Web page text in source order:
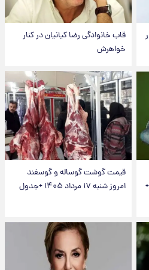
قاب خانوادگی رضا کیانیان در کنار
خواهرش
قیمت گوشت گوساله و گوسفند
امروز شنبه ۱۷ مرداد ۱۴۰۵ +جدول